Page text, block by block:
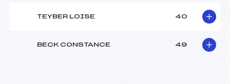
TEYBER LOISE 40
BECK CONSTANCE 49